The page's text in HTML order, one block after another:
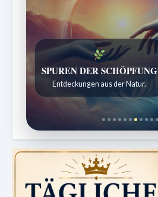
SPUREN DER SCHÖPFUNG
Entdeckungen aus der Natur.